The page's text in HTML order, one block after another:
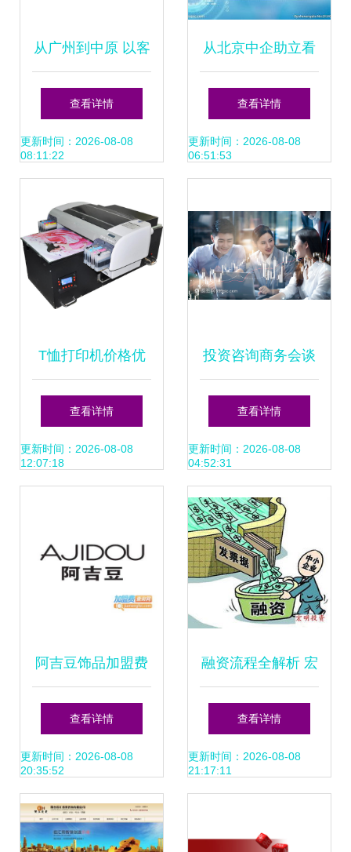
从广州到中原 以客
为本、共同创富的
投资智慧
查看详情
更新时间：2026-08-08
08:11:22
从北京中企助立看
投资咨询新动能 专
业赋能下的资本决
查看详情
更新时间：2026-08-08
06:51:53
T恤打印机价格优
势与白墨打印防堵
技术探析——深圳
咨询
查看详情
更新时间：2026-08-08
12:07:18
投资咨询商务会谈
智慧决策与分析的
核心环节
查看详情
更新时间：2026-08-08
04:52:31
阿吉豆饰品加盟费
用详解 总投资
13.42万元背后的
创业价值
查看详情
更新时间：2026-08-08
20:35:52
融资流程全解析 宏
明投资咨询为您的
融资之路保驾护航
查看详情
更新时间：2026-08-08
21:17:11